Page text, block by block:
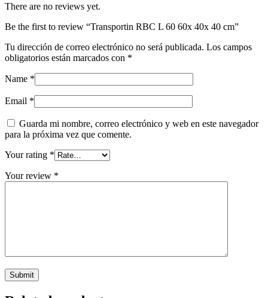
There are no reviews yet.
Be the first to review “Transportin RBC L 60 60x 40x 40 cm”
Tu dirección de correo electrónico no será publicada. Los campos
obligatorios están marcados con *
Name *
Email *
Guarda mi nombre, correo electrónico y web en este navegador
para la próxima vez que comente.
Your rating *
Your review *